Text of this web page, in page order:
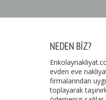
NEDEN BIZ?
evden eve
firmalarından
toplayarak